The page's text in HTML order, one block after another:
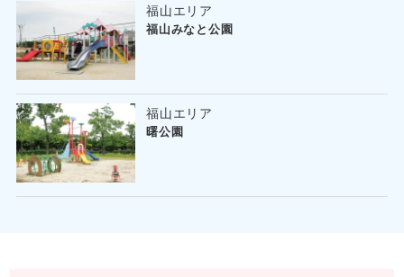
福山エリア
福山みなと公園
福山エリア
曙公園